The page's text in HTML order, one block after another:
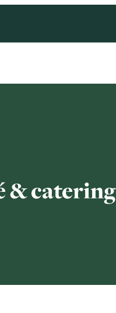
& catering